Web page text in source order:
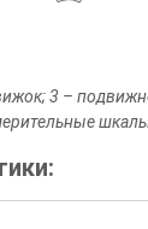
3 –